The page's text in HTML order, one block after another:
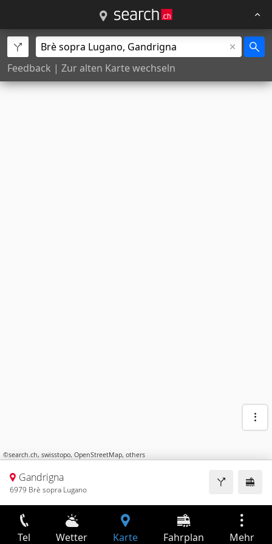
Feedback | Zur alten Karte wechseln
©search.ch, swisstopo, OpenStreetMap, others
Gandrigna
6979 Brè sopra Lugano
Tel Wetter Karte Fahrplan Mehr